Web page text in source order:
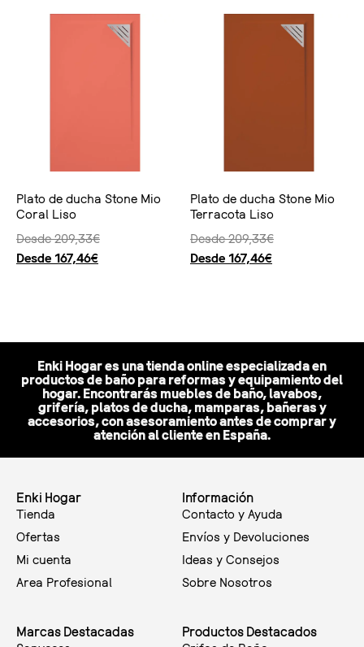
Plato de ducha Stone Mio
Coral Liso
Desde209,33€
Desde 167,46€
Plato de ducha Stone Mio
Terracota Liso
Desde209,33€
Desde 167,46€
Enki Hogar es una tienda online especializada en
productos de baño para reformas y equipamiento del
hogar. Encontrarás muebles de baño, lavabos,
grifería, platos de ducha, mamparas, bañeras y
accesorios, con asesoramiento antes de comprar y
atención al cliente en España.
Enki Hogar
Tienda
Ofertas
Mi cuenta
Area Profesional
Información
Contacto y Ayuda
Envíos y Devoluciones
Ideas y Consejos
Sobre Nosotros
Marcas Destacadas Productos Destacados